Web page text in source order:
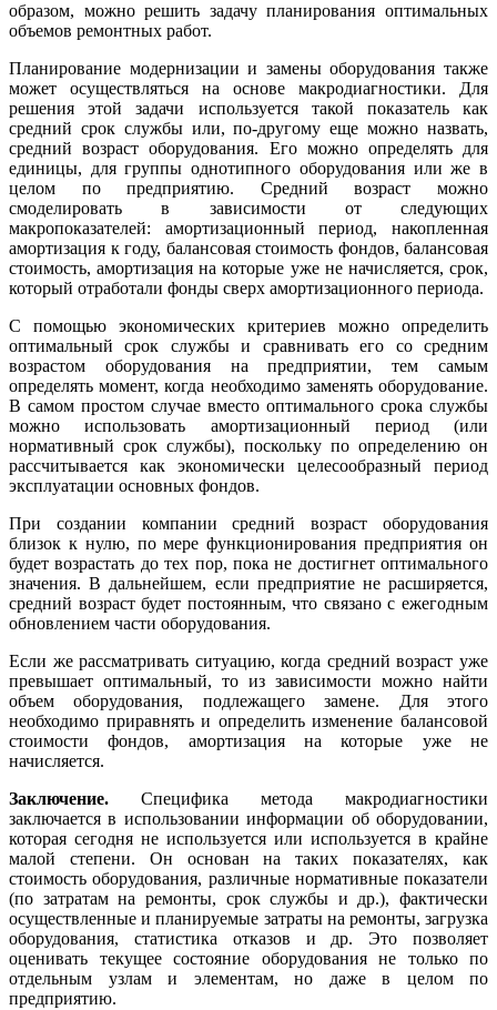
образом, можно решить задачу планирования оптимальных
объемов ремонтных работ.
Планирование модернизации и замены оборудования также
может осуществляться на основе макродиагностики. Для
решения этой задачи используется такой показатель как
средний срок службы или, по-другому еще можно назвать,
средний возраст оборудования. Его можно определять для
единицы, для группы однотипного оборудования или же в
целом по предприятию. Средний возраст можно
смоделировать в зависимости от следующих
макропоказателей: амортизационный период, накопленная
амортизация к году, балансовая стоимость фондов, балансовая
стоимость, амортизация на которые уже не начисляется, срок,
который отработали фонды сверх амортизационного периода.
С помощью экономических критериев можно определить
оптимальный срок службы и сравнивать его со средним
возрастом оборудования на предприятии, тем самым
определять момент, когда необходимо заменять оборудование.
В самом простом случае вместо оптимального срока службы
можно использовать амортизационный период (или
нормативный срок службы), поскольку по определению он
рассчитывается как экономически целесообразный период
эксплуатации основных фондов.
При создании компании средний возраст оборудования
близок к нулю, по мере функционирования предприятия он
будет возрастать до тех пор, пока не достигнет оптимального
значения. В дальнейшем, если предприятие не расширяется,
средний возраст будет постоянным, что связано с ежегодным
обновлением части оборудования.
Если же рассматривать ситуацию, когда средний возраст уже
превышает оптимальный, то из зависимости можно найти
объем оборудования, подлежащего замене. Для этого
необходимо приравнять и определить изменение балансовой
стоимости фондов, амортизация на которые уже не
начисляется.
Заключение. Специфика метода макродиагностики
заключается в использовании информации об оборудовании,
которая сегодня не используется или используется в крайне
малой степени. Он основан на таких показателях, как
стоимость оборудования, различные нормативные показатели
(по затратам на ремонты, срок службы и др.), фактически
осуществленные и планируемые затраты на ремонты, загрузка
оборудования, статистика отказов и др. Это позволяет
оценивать текущее состояние оборудования не только по
отдельным узлам и элементам, но даже в целом по
предприятию.